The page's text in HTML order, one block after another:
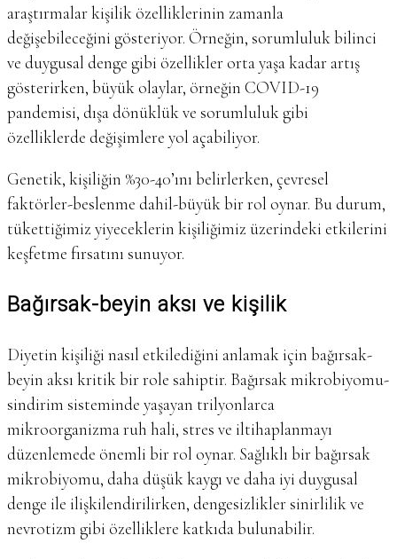
araştırmalar kişilik özelliklerinin zamanla
değişebileceğini gösteriyor. Örneğin, sorumluluk bilinci
ve duygusal denge gibi özellikler orta yaşa kadar artış
gösterirken, büyük olaylar, örneğin COVID-19
pandemisi, dışa dönüklük ve sorumluluk gibi
özelliklerde değişimlere yol açabiliyor.
Genetik, kişiliğin %30-40’ını belirlerken, çevresel
faktörler-beslenme dahil-büyük bir rol oynar. Bu durum,
tükettiğimiz yiyeceklerin kişiliğimiz üzerindeki etkilerini
keşfetme fırsatını sunuyor.
Bağırsak-beyin aksı ve kişilik
Diyetin kişiliği nasıl etkilediğini anlamak için bağırsak-
beyin aksı kritik bir role sahiptir. Bağırsak mikrobiyomu-
sindirim sisteminde yaşayan trilyonlarca
mikroorganizma ruh hali, stres ve iltihaplanmayı
düzenlemede önemli bir rol oynar. Sağlıklı bir bağırsak
mikrobiyomu, daha düşük kaygı ve daha iyi duygusal
denge ile ilişkilendirilirken, dengesizlikler sinirlilik ve
nevrotizm gibi özelliklere katkıda bulunabilir.